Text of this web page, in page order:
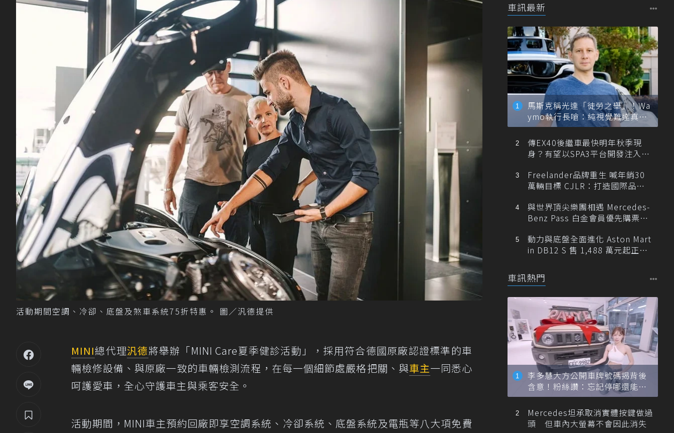
活動期間空調、冷卻、底盤及煞車系統75折特惠。 圖／汎德提供
MINI總代理汎德將舉辦「MINI Care夏季健診活動」，採用符合德國原廠認證標準的車
輛檢修設備、與原廠一致的車輛檢測流程，在每一個細節處嚴格把關、與車主一同悉心
呵護愛車，全心守護車主與乘客安全。
活動期間，MINI車主預約回廠即享空調系統、冷卻系統、底盤系統及電瓶等八大項免費
車訊最新
馬斯克稱光達「徒勞之舉」！Wa
ymo執行長嗆：純視覺難達真正
自動駕駛
傳EX40後繼車最快明年秋季現
身？有望以SPA3平台開發注入80
Freelander品牌重生 喊年銷30
萬輛目標 CJLR：打造國際品牌
與世界頂尖樂團相遇 Mercedes-
Benz Pass 白金會員優先購票維
動力與底盤全面進化 Aston Mart
in DB12 S 售 1,488 萬元起正式
車訊熱門
李多慧大方公開車牌號碼揭背後
含意！粉絲讚：忘記停哪還能幫
忙找車
Mercedes坦承取消實體按鍵做過
頭 但車內大螢幕不會因此消失